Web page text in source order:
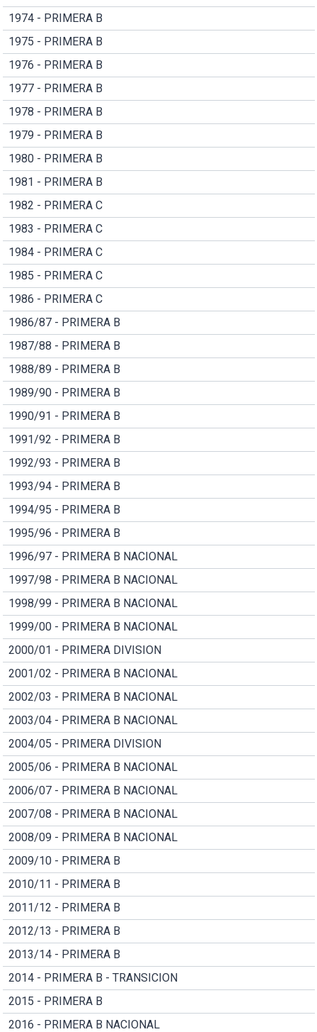
1974 - PRIMERA B
1975 - PRIMERA B
1976 - PRIMERA B
1977 - PRIMERA B
1978 - PRIMERA B
1979 - PRIMERA B
1980 - PRIMERA B
1981 - PRIMERA B
1982 - PRIMERA C
1983 - PRIMERA C
1984 - PRIMERA C
1985 - PRIMERA C
1986 - PRIMERA C
1986/87 - PRIMERA B
1987/88 - PRIMERA B
1988/89 - PRIMERA B
1989/90 - PRIMERA B
1990/91 - PRIMERA B
1991/92 - PRIMERA B
1992/93 - PRIMERA B
1993/94 - PRIMERA B
1994/95 - PRIMERA B
1995/96 - PRIMERA B
1996/97 - PRIMERA B NACIONAL
1997/98 - PRIMERA B NACIONAL
1998/99 - PRIMERA B NACIONAL
1999/00 - PRIMERA B NACIONAL
2000/01 - PRIMERA DIVISION
2001/02 - PRIMERA B NACIONAL
2002/03 - PRIMERA B NACIONAL
2003/04 - PRIMERA B NACIONAL
2004/05 - PRIMERA DIVISION
2005/06 - PRIMERA B NACIONAL
2006/07 - PRIMERA B NACIONAL
2007/08 - PRIMERA B NACIONAL
2008/09 - PRIMERA B NACIONAL
2009/10 - PRIMERA B
2010/11 - PRIMERA B
2011/12 - PRIMERA B
2012/13 - PRIMERA B
2013/14 - PRIMERA B
2014 - PRIMERA B - TRANSICION
2015 - PRIMERA B
2016 - PRIMERA B NACIONAL